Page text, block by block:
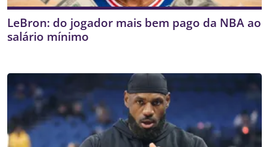
LeBron: do jogador mais bem pago da NBA ao
salário mínimo